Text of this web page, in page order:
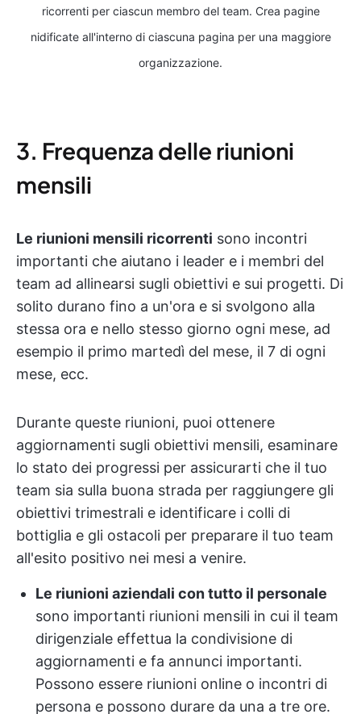
ricorrenti per ciascun membro del team. Crea pagine
nidificate all'interno di ciascuna pagina per una maggiore
organizzazione.
3. Frequenza delle riunioni
mensili
Le riunioni mensili ricorrenti sono incontri
importanti che aiutano i leader e i membri del
team ad allinearsi sugli obiettivi e sui progetti. Di
solito durano fino a un'ora e si svolgono alla
stessa ora e nello stesso giorno ogni mese, ad
esempio il primo martedì del mese, il 7 di ogni
mese, ecc.
Durante queste riunioni, puoi ottenere
aggiornamenti sugli obiettivi mensili, esaminare
lo stato dei progressi per assicurarti che il tuo
team sia sulla buona strada per raggiungere gli
obiettivi trimestrali e identificare i colli di
bottiglia e gli ostacoli per preparare il tuo team
all'esito positivo nei mesi a venire.
Le riunioni aziendali con tutto il personale
sono importanti riunioni mensili in cui il team
dirigenziale effettua la condivisione di
aggiornamenti e fa annunci importanti.
Possono essere riunioni online o incontri di
persona e possono durare da una a tre ore.